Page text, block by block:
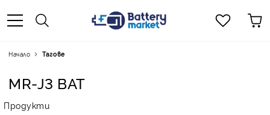
Начало Тагове
MR-J3 BAT
Продукти